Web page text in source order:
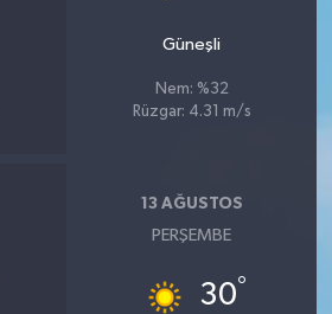
Güneşli
Nem: %32
Rüzgar: 4.31 m/s
13 AĞUSTOS
PERŞEMBE
30°